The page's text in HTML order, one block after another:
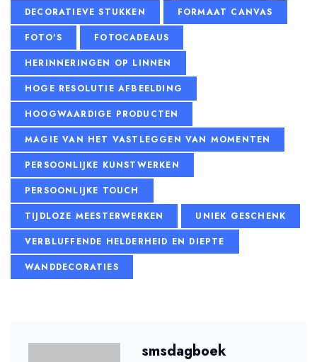
DECORATIEVE STUKKEN
FORMAAT CANVAS
FOTO'S
FOTOCADEAUS
HERINNERINGEN OP LINNEN
HOGE RESOLUTIE AFBEELDING
HOOGWAARDIGE PRODUCTEN
MAGIE VAN HET VASTLEGGEN VAN MOMENTEN
PERSOONLIJKE KUNSTWERKEN
PERSOONLIJKE TOUCH
TIJDLOZE MEESTERWERKEN
UNIEK GESCHENK
VERBLUFFENDE HELDERHEID EN DIEPTE
WANDDECORATIES
smsdagboek